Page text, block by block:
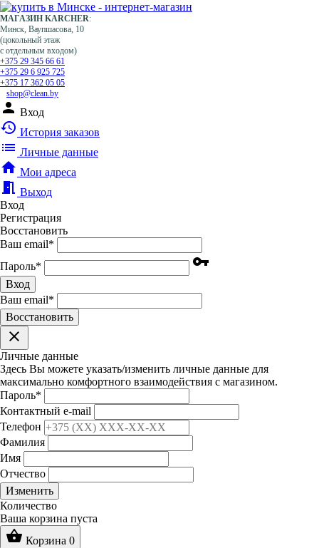
МАГАЗИН KARCHER:
Минск, Ваупшасова, 10
(цокольный этаж
с отдельным входом)
+375 29 345 66 61
+375 29 6 925 725
+375 17 362 05 05
shop@clean.by
person Вход
history История заказов
list Личные данные
home Мои адреса
meeting_room Выход
Вход
Регистрация
Восстановить
Ваш email*
Пароль* vpn_key
Вход
Ваш email*
Воcстановить
clear
Личные данные
Здесь Вы можете указать/изменить личные данные для
максимально комфортного взаимодействия с магазином.
Пароль*
Контактный e-mail
Телефон
Фамилия
Имя
Отчество
Изменить
Количество
Ваша корзина пуста
shopping_basket Корзина 0